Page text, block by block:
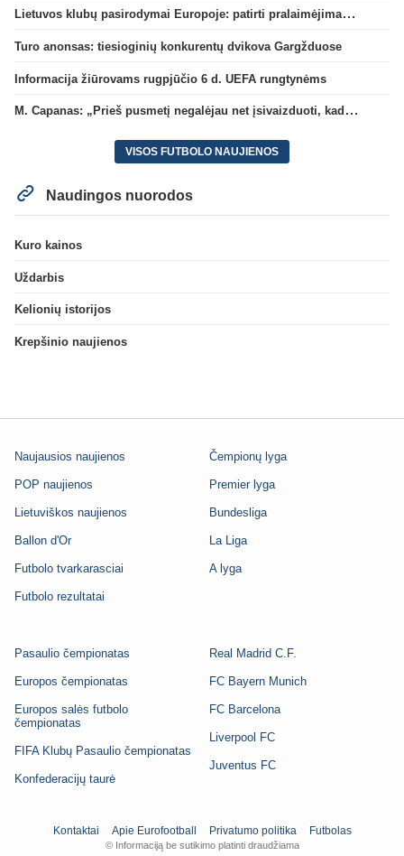
Lietuvos klubų pasirodymai Europoje: patirti pralaimėjimai Kroatijos atstovams
Turo anonsas: tiesioginių konkurentų dvikova Gargžduose
Informacija žiūrovams rugpjūčio 6 d. UEFA rungtynėms
M. Capanas: „Prieš pusmetį negalėjau net įsivaizduoti, kad žaisime prieš „Hajduk“
VISOS FUTBOLO NAUJIENOS
Naudingos nuorodos
Kuro kainos
Uždarbis
Kelionių istorijos
Krepšinio naujienos
Naujausios naujienos
POP naujienos
Lietuviškos naujienos
Ballon d'Or
Futbolo tvarkarasciai
Futbolo rezultatai
Čempionų lyga
Premier lyga
Bundesliga
La Liga
A lyga
Pasaulio čempionatas
Europos čempionatas
Europos salės futbolo
čempionatas
FIFA Klubų Pasaulio čempionatas
Konfederacijų taurė
Real Madrid C.F.
FC Bayern Munich
FC Barcelona
Liverpool FC
Juventus FC
Kontaktai Apie Eurofootball Privatumo politika Futbolas
© Informaciją be sutikimo platinti draudžiama